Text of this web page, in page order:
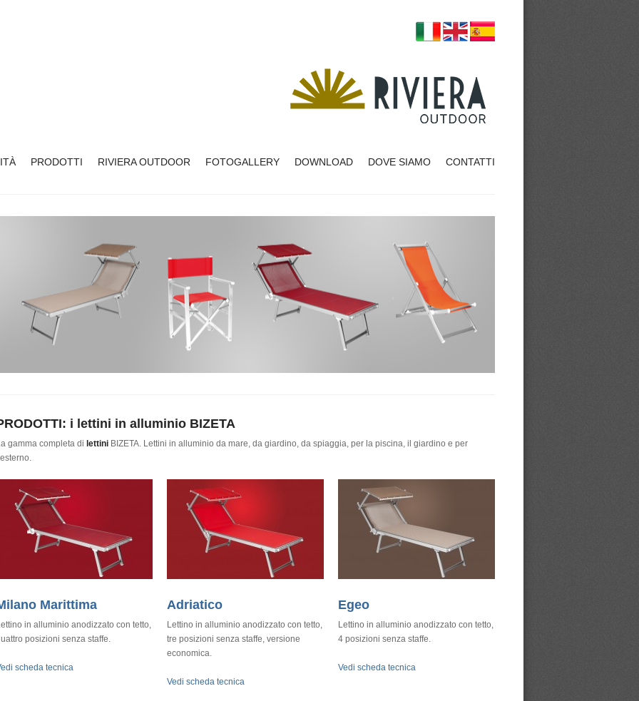
PRODOTTI RIVIERA OUTDOOR FOTOGALLERY DOWNLOAD DOVE SIAMO CONTATTI
i lettini in alluminio BIZETA
gamma completa di lettini BIZETA. Lettini in alluminio da mare, da giardino, da spiaggia, per la piscina, il giardino e per
Marittima
in alluminio anodizzato con tetto,
posizioni senza staffe.
scheda tecnica
Adriatico
Lettino in alluminio anodizzato con tetto,
tre posizioni senza staffe, versione
economica.
Vedi scheda tecnica
Egeo
Lettino in alluminio anodizzato con tetto,
4 posizioni senza staffe.
Vedi scheda tecnica